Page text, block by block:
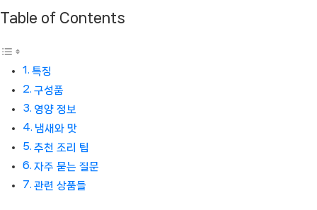
Table of Contents
특징
구성품
영양 정보
냄새와 맛
추천 조리 팁
자주 묻는 질문
관련 상품들